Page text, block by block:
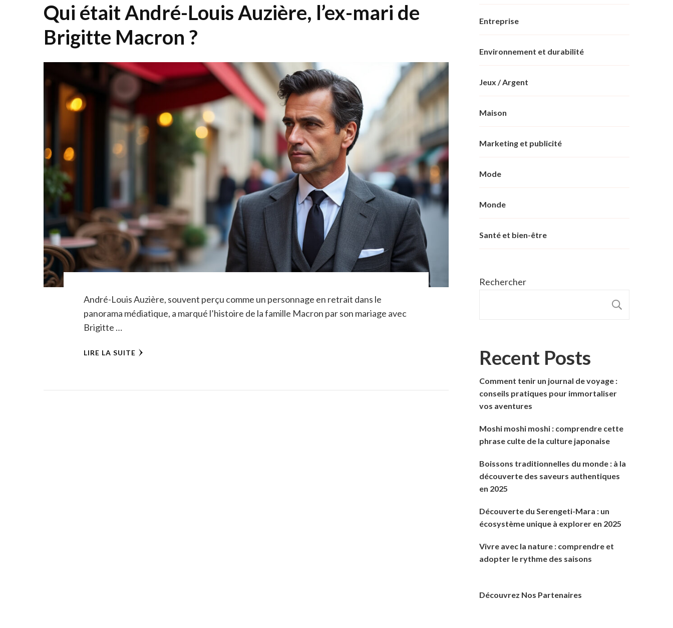
Qui était André-Louis Auzière, l’ex-mari de
Brigitte Macron ?
André-Louis Auzière, souvent perçu comme un personnage en retrait dans le
panorama médiatique, a marqué l’histoire de la famille Macron par son mariage avec
Brigitte …
LIRE LA SUITE
Entreprise
Environnement et durabilité
Jeux / Argent
Maison
Marketing et publicité
Mode
Monde
Santé et bien-être
Rechercher
Recent Posts
Comment tenir un journal de voyage :
conseils pratiques pour immortaliser
vos aventures
Moshi moshi moshi : comprendre cette
phrase culte de la culture japonaise
Boissons traditionnelles du monde : à la
découverte des saveurs authentiques
en 2025
Découverte du Serengeti-Mara : un
écosystème unique à explorer en 2025
Vivre avec la nature : comprendre et
adopter le rythme des saisons
Découvrez Nos Partenaires